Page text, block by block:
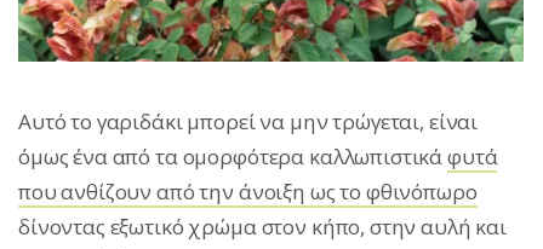
Aυτό το γαριδάκι μπορεί να μην τρώγεται, είναι
όμως ένα από τα ομορφότερα καλλωπιστικάφυτά
που ανθίζουν από την άνοιξη ως το φθινόπωρο
δίνοντας εξωτικό χρώμα στον κήπο, στην αυλή και